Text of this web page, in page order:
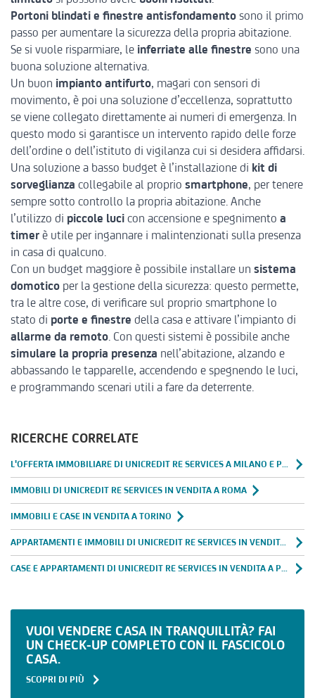
RICERCHE CORRELATE
L'OFFERTA IMMOBILIARE DI UNICREDIT RE SERVICES A MILANO E PROVINCIA
IMMOBILI DI UNICREDIT RE SERVICES IN VENDITA A ROMA
IMMOBILI E CASE IN VENDITA A TORINO
APPARTAMENTI E IMMOBILI DI UNICREDIT RE SERVICES IN VENDITA A NAPOLI
CASE E APPARTAMENTI DI UNICREDIT RE SERVICES IN VENDITA A PALERMO
VUOI VENDERE CASA IN TRANQUILLITÀ? FAI
UN CHECK-UP COMPLETO CON IL FASCICOLO
CASA.
SCOPRI DI PIÙ
Portoni blindati e finestre antisfondamento sono il primo
passo per aumentare la sicurezza della propria abitazione.
Se si vuole risparmiare, le inferriate alle finestre sono una
buona soluzione alternativa.
Un buon impianto antifurto, magari con sensori di
movimento, è poi una soluzione d’eccellenza, soprattutto
se viene collegato direttamente ai numeri di emergenza. In
questo modo si garantisce un intervento rapido delle forze
dell’ordine o dell’istituto di vigilanza cui si desidera affidarsi.
Una soluzione a basso budget è l’installazione di kit di
sorveglianza collegabile al proprio smartphone, per tenere
sempre sotto controllo la propria abitazione. Anche
l’utilizzo di piccole luci con accensione e spegnimento a
timer è utile per ingannare i malintenzionati sulla presenza
in casa di qualcuno.
Con un budget maggiore è possibile installare un sistema
domotico per la gestione della sicurezza: questo permette,
tra le altre cose, di verificare sul proprio smartphone lo
stato di porte e finestre della casa e attivare l’impianto di
allarme da remoto. Con questi sistemi è possibile anche
simulare la propria presenza nell’abitazione, alzando e
abbassando le tapparelle, accendendo e spegnendo le luci,
e programmando scenari utili a fare da deterrente.